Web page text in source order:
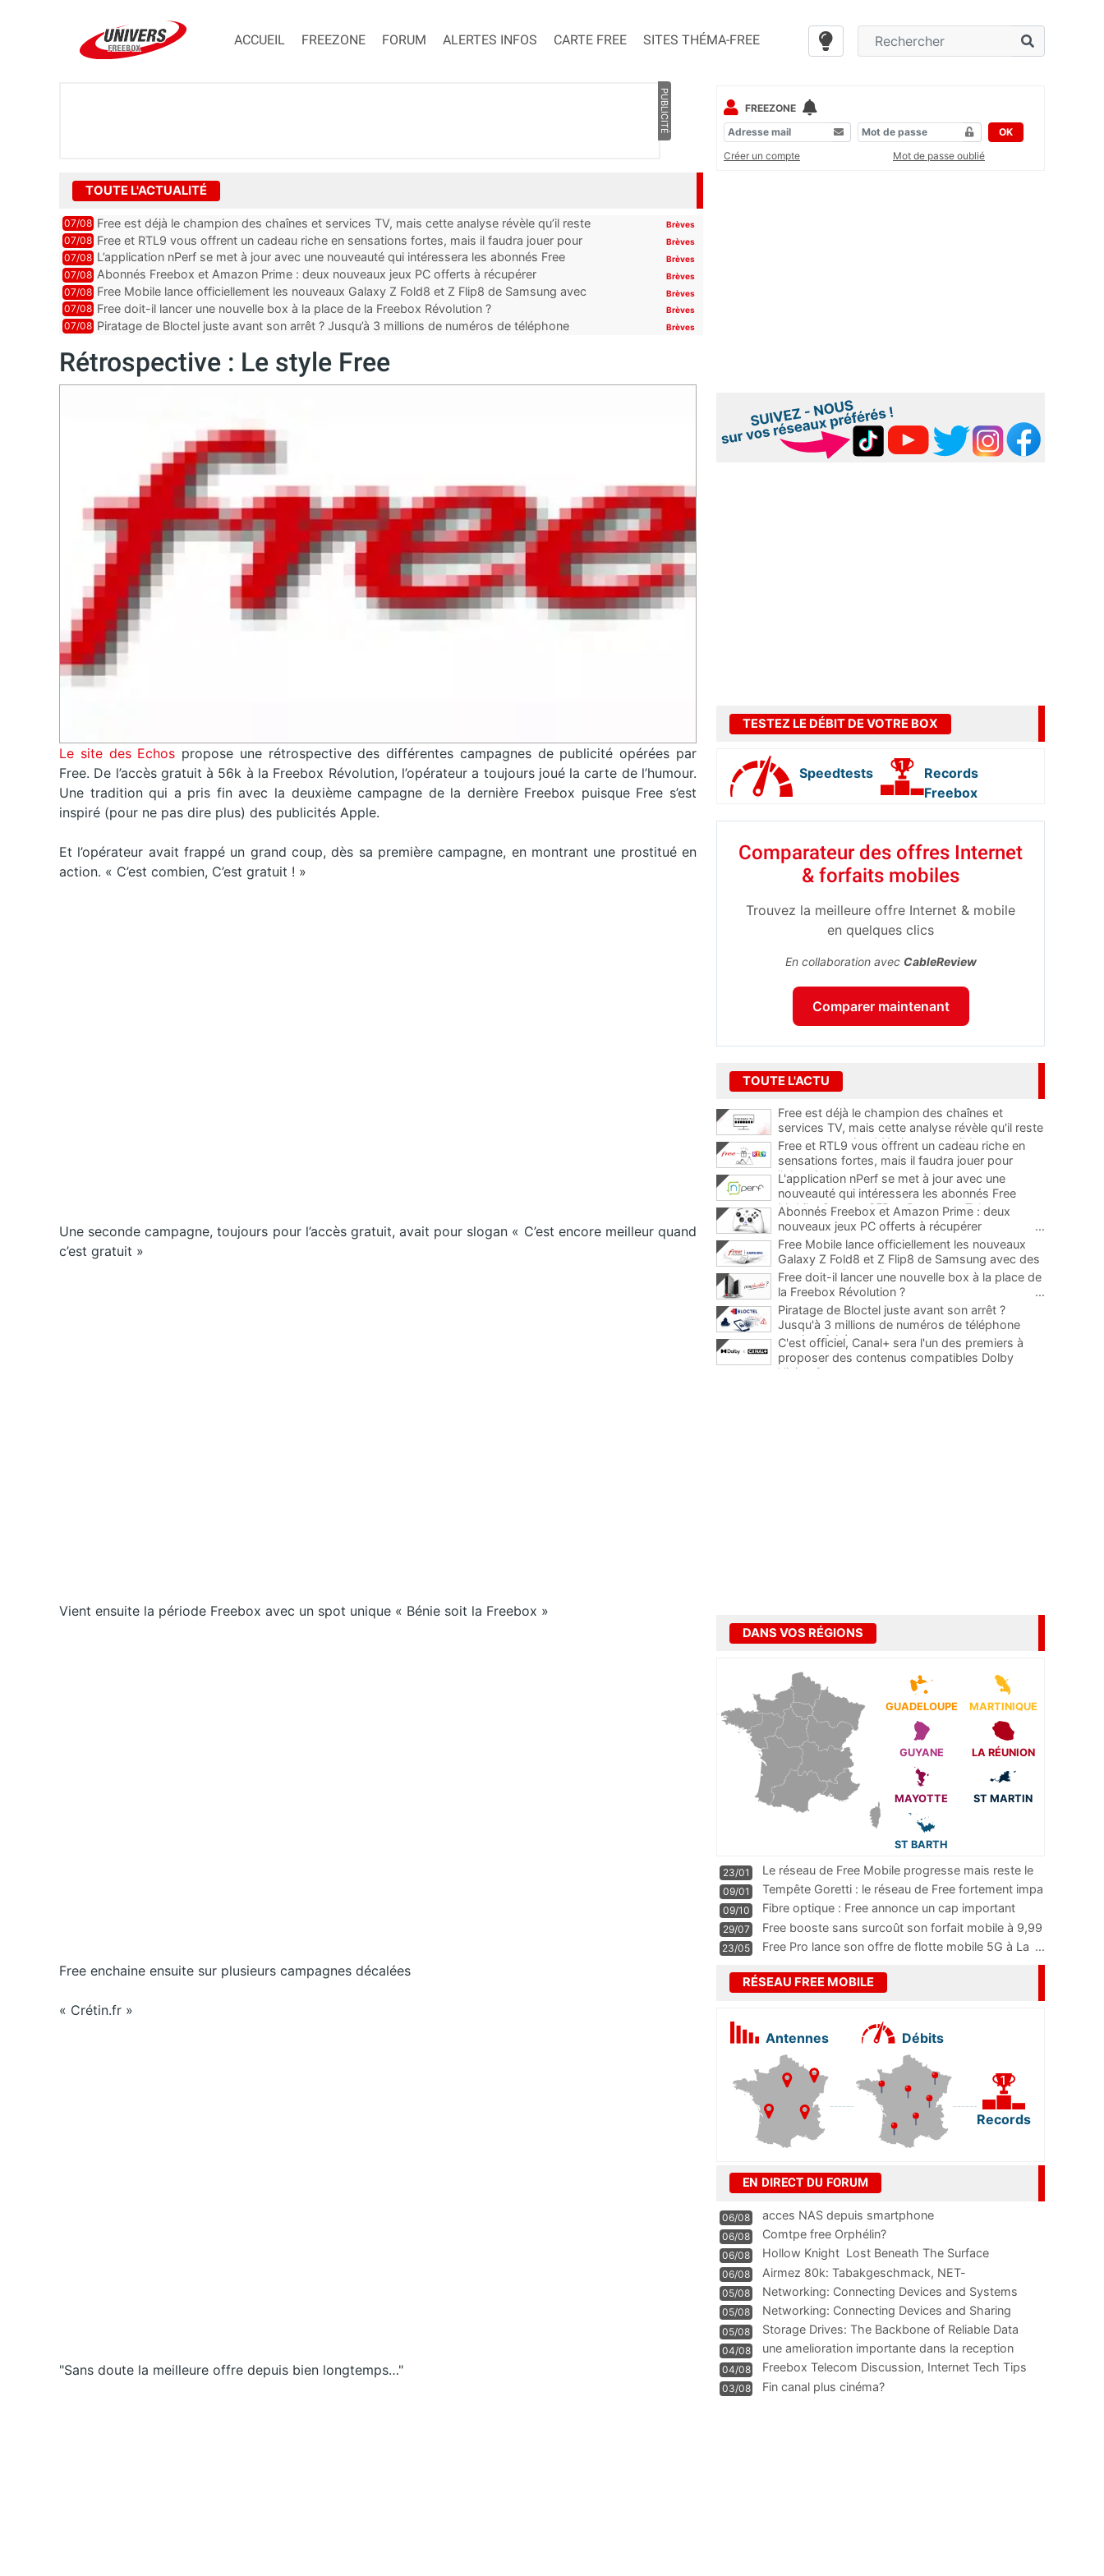
ACCUEIL FREEZONE FORUM ALERTES INFOS CARTE FREE SITES THÉMA-FREE
PUBLICITÉ
TOUTE L'ACTUALITÉ
07/08 Free est déjà le champion des chaînes et services TV, mais cette analyse révèle qu’il reste
encore au moin...
Brèves
07/08 Free et RTL9 vous offrent un cadeau riche en sensations fortes, mais il faudra jouer pour
l’obtenir
Brèves
07/08 L’application nPerf se met à jour avec une nouveauté qui intéressera les abonnés Free
Mobile, Orange, SFR ...
Brèves
07/08 Abonnés Freebox et Amazon Prime : deux nouveaux jeux PC offerts à récupérer Brèves
07/08 Free Mobile lance officiellement les nouveaux Galaxy Z Fold8 et Z Flip8 de Samsung avec
des promos et des cadeaux
Brèves
07/08 Free doit-il lancer une nouvelle box à la place de la Freebox Révolution ? Brèves
07/08 Piratage de Bloctel juste avant son arrêt ? Jusqu’à 3 millions de numéros de téléphone
Brèves
Rétrospective : Le style Free
Le site des Echos propose une rétrospective des différentes campagnes de publicité opérées par
Free. De l’accès gratuit à 56k à la Freebox Révolution, l’opérateur a toujours joué la carte de l’humour.
Une tradition qui a pris fin avec la deuxième campagne de la dernière Freebox puisque Free s’est
inspiré (pour ne pas dire plus) des publicités Apple.
Et l’opérateur avait frappé un grand coup, dès sa première campagne, en montrant une prostitué en
action. « C’est combien, C’est gratuit ! »
Une seconde campagne, toujours pour l’accès gratuit, avait pour slogan « C’est encore meilleur quand
c’est gratuit »
Vient ensuite la période Freebox avec un spot unique « Bénie soit la Freebox »
Free enchaine ensuite sur plusieurs campagnes décalées
« Crétin.fr »
"Sans doute la meilleure offre depuis bien longtemps…"
FREEZONE
OK
Créer un compte
Mot de passe oublié
TESTEZ LE DÉBIT DE VOTRE BOX
Speedtests
Records
Freebox
Comparateur des offres Internet
& forfaits mobiles
Trouvez la meilleure offre Internet & mobile
en quelques clics
En collaboration avec CableReview
Comparer maintenant
TOUTE L'ACTU
Free est déjà le champion des chaînes et
services TV, mais cette analyse révèle qu'il reste
encore au moins 141 ajouts possibles
Free et RTL9 vous offrent un cadeau riche en
sensations fortes, mais il faudra jouer pour
l'obtenir
L'application nPerf se met à jour avec une
nouveauté qui intéressera les abonnés Free
Mobile, Orange, SFR et Bouygues Telecom
Abonnés Freebox et Amazon Prime : deux
nouveaux jeux PC offerts à récupérer
...
Free Mobile lance officiellement les nouveaux
Galaxy Z Fold8 et Z Flip8 de Samsung avec des
promos et des cadeaux
...
Free doit-il lancer une nouvelle box à la place de
la Freebox Révolution ?
...
Piratage de Bloctel juste avant son arrêt ?
Jusqu'à 3 millions de numéros de téléphone
auraient fuité
C'est officiel, Canal+ sera l'un des premiers à
proposer des contenus compatibles Dolby
Vision 2
DANS VOS RÉGIONS
GUADELOUPE MARTINIQUE
GUYANE LA RÉUNION
MAYOTTE ST MARTIN
ST BARTH
23/01
Le réseau de Free Mobile progresse mais reste le
m
...
09/01
Tempête Goretti : le réseau de Free fortement impa
09/10
Fibre optique : Free annonce un cap important
pass
...
29/07
Free booste sans surcoût son forfait mobile à 9,99
23/05 Free Pro lance son offre de flotte mobile 5G à La ...
RÉSEAU FREE MOBILE
Antennes Débits
Records
EN DIRECT DU FORUM
06/08 acces NAS depuis smartphone
06/08 Comtpe free Orphélin?
06/08 Hollow Knight  Lost Beneath The Surface
06/08
Airmez 80k: Tabakgeschmack, NET-
Technologie und Leistung im
05/08 Networking: Connecting Devices and Systems
05/08
Networking: Connecting Devices and Sharing
Information
05/08
Storage Drives: The Backbone of Reliable Data
Management
04/08
une amelioration importante dans la reception
WIFI
04/08
Freebox Telecom Discussion, Internet Tech Tips
Communi
03/08 Fin canal plus cinéma?